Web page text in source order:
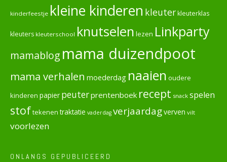
kinderfeestje kleine kinderen kleuterkleuterklas
kleuters kleuterschool knutselen lezen Linkparty
mamablog mama duizendpoot
mama verhalen moederdag naaien oudere
kinderen papier peuterprentenboek recept snack spelen
stoftekenen traktatie vaderdag verjaardagverven vilt
voorlezen
ONLANGS GEPUBLICEERD